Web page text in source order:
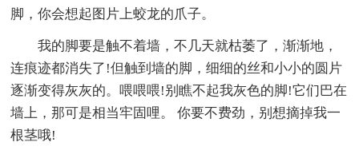
脚，你会想起图片上蛟龙的爪子。
我的脚要是触不着墙，不几天就枯萎了，渐渐地，
连痕迹都消失了!但触到墙的脚，细细的丝和小小的圆片
逐渐变得灰灰的。喂喂喂!别瞧不起我灰色的脚!它们巴在
墙上，那可是相当牢固哩。 你要不费劲，别想摘掉我一
根茎哦!